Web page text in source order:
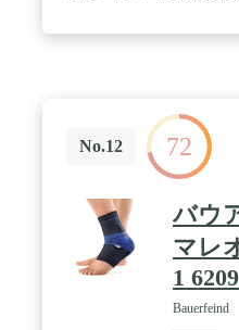
定力も強く外れにくい
前で止まる他社製品と比
護出来る位ベルトが長
動いていて外れる事も
足首固定保護の大事な
首さぽーたーは子ども
ズまで揃えておりキッ
ンクルサポーターは幅
おります。こども用さ
No.12 72
バウ
マレ
1
Bauerfeind